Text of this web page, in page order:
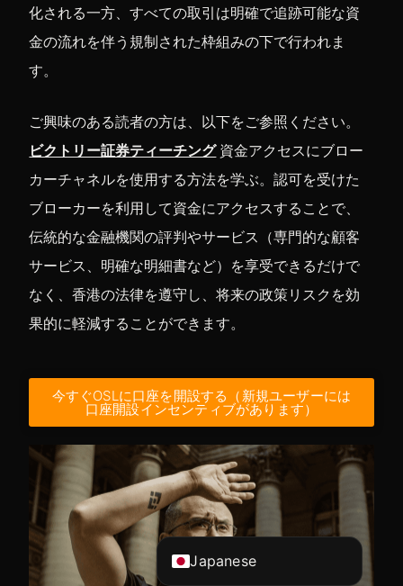
化される一方、すべての取引は明確で追跡可能な資
金の流れを伴う規制された枠組みの下で行われま
す。
ご興味のある読者の方は、以下をご参照ください。
ビクトリー証券ティーチング資金アクセスにブロー
カーチャネルを使用する方法を学ぶ。認可を受けた
ブローカーを利用して資金にアクセスすることで、
伝統的な金融機関の評判やサービス（専門的な顧客
サービス、明確な明細書など）を享受できるだけで
なく、香港の法律を遵守し、将来の政策リスクを効
果的に軽減することができます。
今すぐOSLに口座を開設する（新規ユーザーには
口座開設インセンティブがあります）
Japanese
Chinese (Hong Kong)
Chinese (China)
English
Korean
Vietnamese